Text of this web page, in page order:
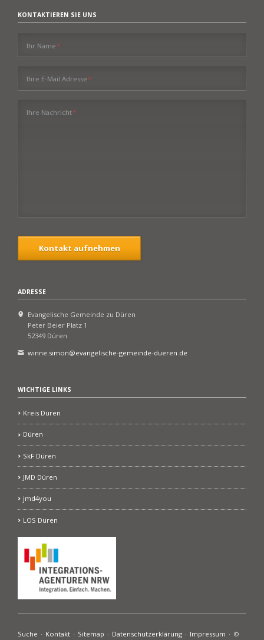
KONTAKTIEREN SIE UNS
Pflichtfeld
Ihr Name*
Pflichtfeld
Ihre E-Mail Adresse*
Pflichtfeld
Ihre Nachricht*
Kontakt aufnehmen
ADRESSE
Evangelische Gemeinde zu Düren
Peter Beier Platz 1
52349 Düren
winne.simon@evangelische-gemeinde-dueren.de
WICHTIGE LINKS
Kreis Düren
Düren
SkF Düren
JMD Düren
jmd4you
LOS Düren
Navigation
Suche Kontakt Sitemap Datenschutzerklärung Impressum
©